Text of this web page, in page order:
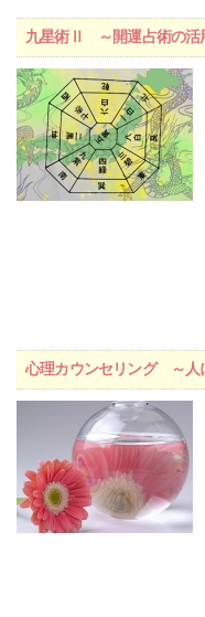
九星術Ⅱ ～開運占術の活
心理カウンセリング ～人